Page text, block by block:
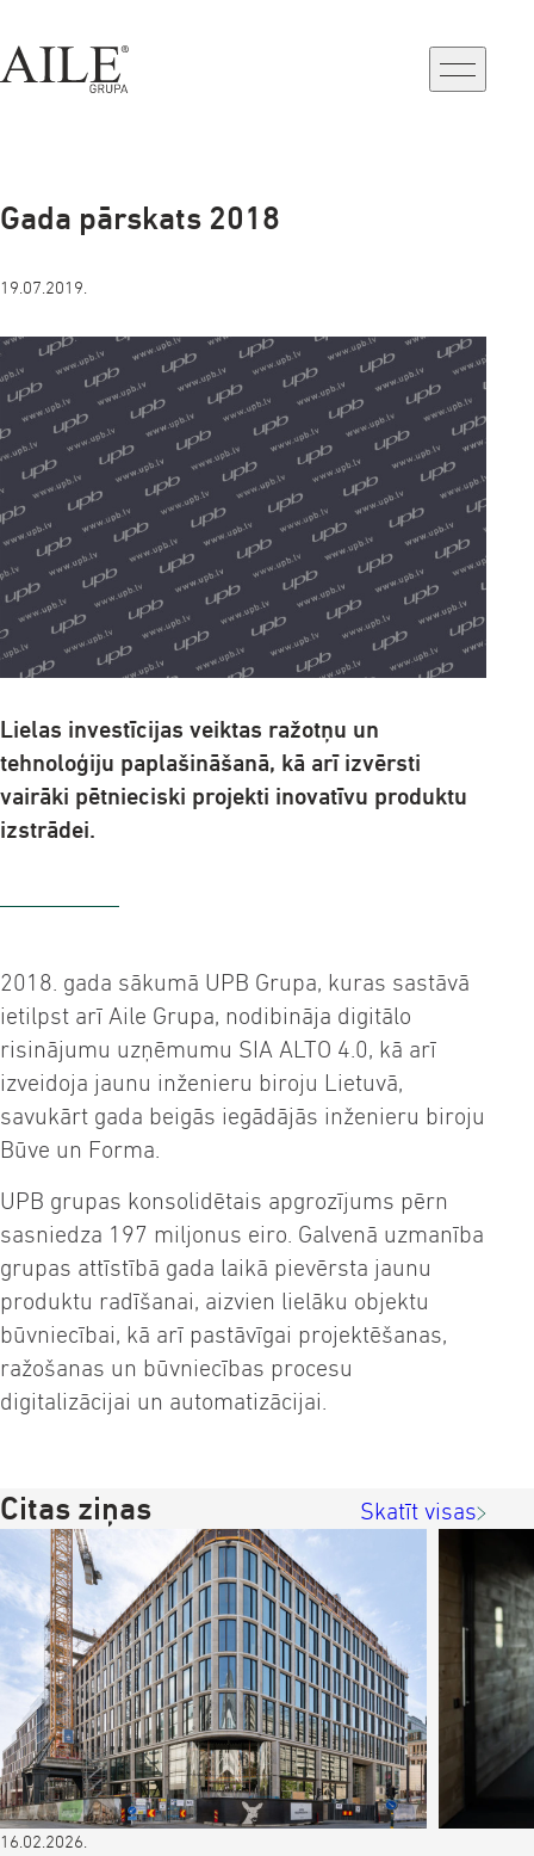
Gada pārskats 2018
19.07.2019.
Lielas investīcijas veiktas ražotņu un
tehnoloģiju paplašināšanā, kā arī izvērsti
vairāki pētnieciski projekti inovatīvu produktu
izstrādei.
2018. gada sākumā UPB Grupa, kuras sastāvā
ietilpst arī Aile Grupa, nodibināja digitālo
risinājumu uzņēmumu SIA ALTO 4.0, kā arī
izveidoja jaunu inženieru biroju Lietuvā,
savukārt gada beigās iegādājās inženieru biroju
Būve un Forma.
UPB grupas konsolidētais apgrozījums pērn
sasniedza 197 miljonus eiro. Galvenā uzmanība
grupas attīstībā gada laikā pievērsta jaunu
produktu radīšanai, aizvien lielāku objektu
būvniecībai, kā arī pastāvīgai projektēšanas,
ražošanas un būvniecības procesu
digitalizācijai un automatizācijai.
Citas ziņas Skatīt visas
16.02.2026.